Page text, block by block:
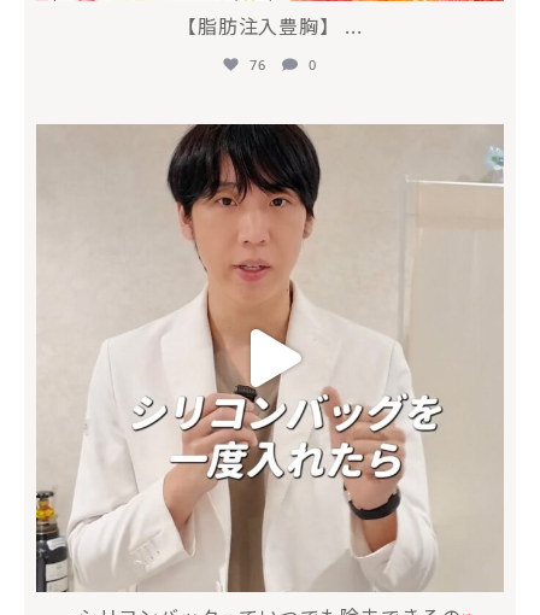
【脂肪注入豊胸】 ...
76 0
mycli.honda
6月 26